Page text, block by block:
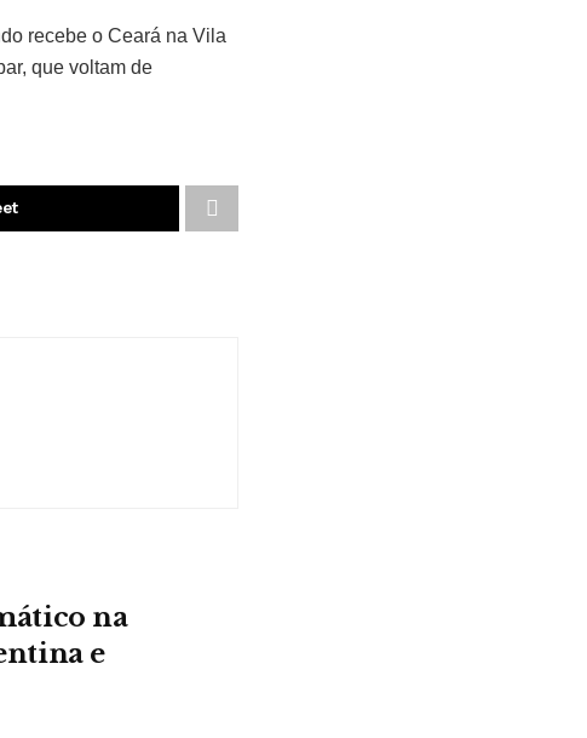
recebe o Ceará na Vila
que voltam de
na
e